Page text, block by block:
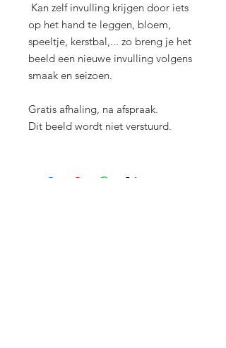
Kan zelf invulling krijgen door iets
op het hand te leggen, bloem,
speeltje, kerstbal,... zo breng je het
beeld een nieuwe invulling volgens
smaak en seizoen.
Gratis afhaling, na afspraak.
Dit beeld wordt niet verstuurd.